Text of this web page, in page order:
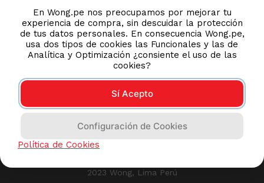
Esta tienda usa Niubiz para realizar transacciones
2023 Wong, Lima Perú
En Wong.pe nos preocupamos por mejorar tu
experiencia de compra, sin descuidar la protección
de tus datos personales. En consecuencia Wong.pe,
usa dos tipos de cookies las Funcionales y las de
Analítica y Optimización ¿consiente el uso de las
cookies?
Sí Acepto
Configuración de Cookies
Política de Cookies